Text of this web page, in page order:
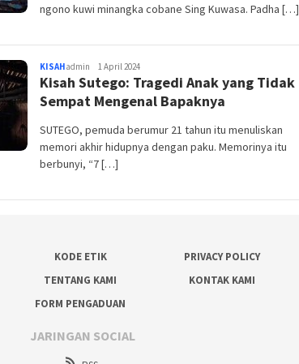
ngono kuwi minangka cobane Sing Kuwasa. Padha […]
KISAHadmin 1 April 2024
Kisah Sutego: Tragedi Anak yang Tidak
Sempat Mengenal Bapaknya
SUTEGO, pemuda berumur 21 tahun itu menuliskan
memori akhir hidupnya dengan paku. Memorinya itu
berbunyi, “7 […]
KODE ETIK
PRIVACY POLICY
TENTANG KAMI
KONTAK KAMI
FORM PENGADUAN
JARINGAN SOCIAL